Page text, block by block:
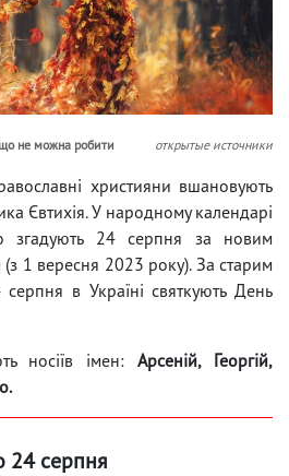
не можна робити открытые источники
християни вшановують
Євтихія. У народному календарі
згадують 24 серпня за новим
1 вересня 2023 року). За старим
в Україні святкують День
носіїв імен:Арсеній, Георгій,
24 серпня